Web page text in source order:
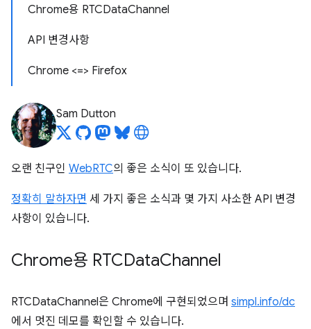
Chrome용 RTCDataChannel
API 변경사항
Chrome <=> Firefox
Sam Dutton
오랜 친구인 WebRTC의 좋은 소식이 또 있습니다.
정확히 말하자면 세 가지 좋은 소식과 몇 가지 사소한 API 변경
사항이 있습니다.
Chrome용 RTCDataChannel
RTCDataChannel은 Chrome에 구현되었으며 simpl.info/dc
에서 멋진 데모를 확인할 수 있습니다.